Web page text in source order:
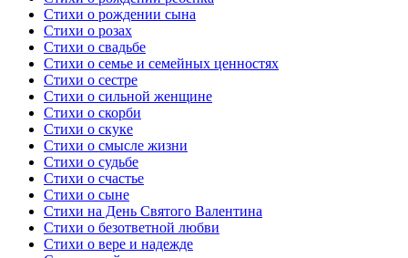
Стихи о рождении сына
Стихи о розах
Стихи о свадьбе
Стихи о семье и семейных ценностях
Стихи о сестре
Стихи о сильной женщине
Стихи о скорби
Стихи о скуке
Стихи о смысле жизни
Стихи о судьбе
Стихи о счастье
Стихи о сыне
Стихи на День Святого Валентина
Стихи о безответной любви
Стихи о вере и надежде